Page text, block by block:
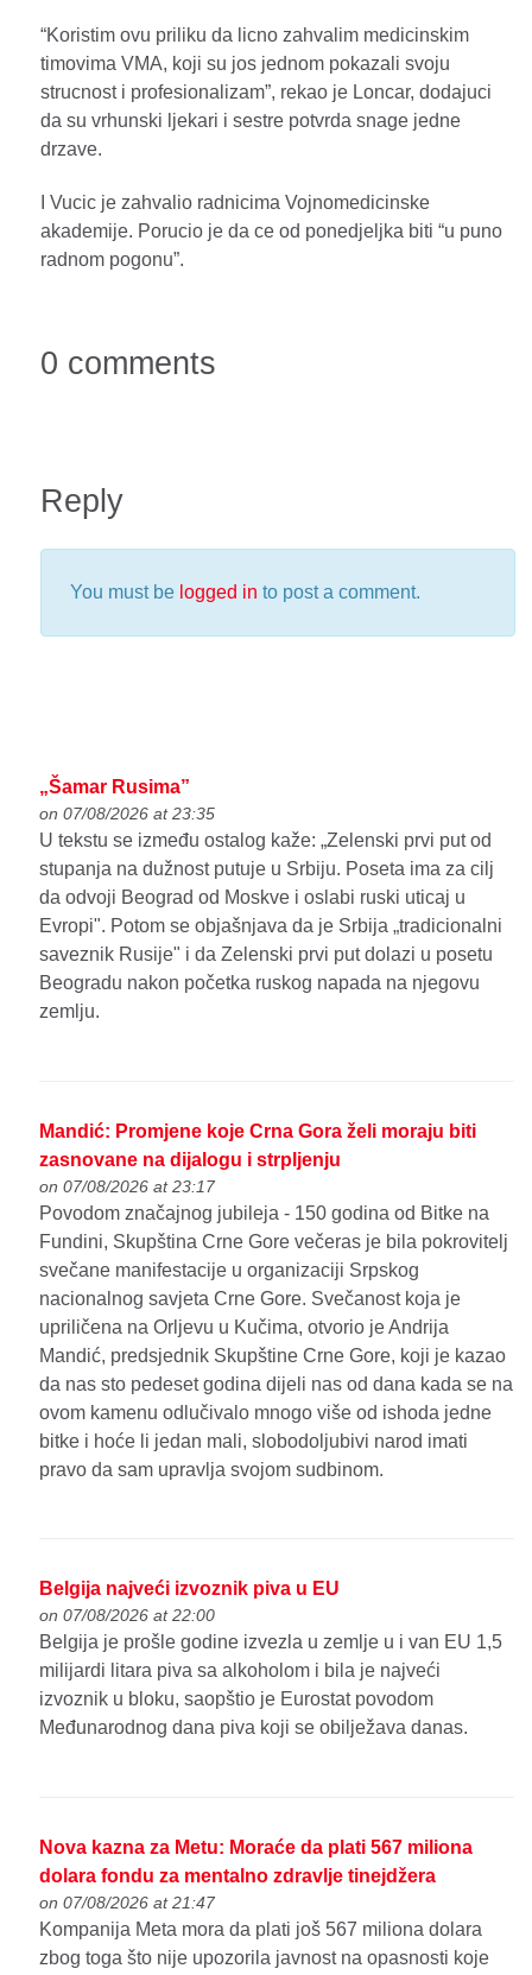
“Koristim ovu priliku da licno zahvalim medicinskim
timovima VMA, koji su jos jednom pokazali svoju
strucnost i profesionalizam”, rekao je Loncar, dodajuci
da su vrhunski ljekari i sestre potvrda snage jedne
drzave.
I Vucic je zahvalio radnicima Vojnomedicinske
akademije. Porucio je da ce od ponedjeljka biti “u puno
radnom pogonu”.
0 comments
Reply
You must be logged in to post a comment.
„Šamar Rusima”
on 07/08/2026 at 23:35
U tekstu se između ostalog kaže: „Zelenski prvi put od
stupanja na dužnost putuje u Srbiju. Poseta ima za cilj
da odvoji Beograd od Moskve i oslabi ruski uticaj u
Evropi". Potom se objašnjava da je Srbija „tradicionalni
saveznik Rusije" i da Zelenski prvi put dolazi u posetu
Beogradu nakon početka ruskog napada na njegovu
zemlju.
Mandić: Promjene koje Crna Gora želi moraju biti
zasnovane na dijalogu i strpljenju
on 07/08/2026 at 23:17
Povodom značajnog jubileja - 150 godina od Bitke na
Fundini, Skupština Crne Gore večeras je bila pokrovitelj
svečane manifestacije u organizaciji Srpskog
nacionalnog savjeta Crne Gore. Svečanost koja je
upriličena na Orljevu u Kučima, otvorio je Andrija
Mandić, predsjednik Skupštine Crne Gore, koji je kazao
da nas sto pedeset godina dijeli nas od dana kada se na
ovom kamenu odlučivalo mnogo više od ishoda jedne
bitke i hoće li jedan mali, slobodoljubivi narod imati
pravo da sam upravlja svojom sudbinom.
Belgija najveći izvoznik piva u EU
on 07/08/2026 at 22:00
Belgija je prošle godine izvezla u zemlje u i van EU 1,5
milijardi litara piva sa alkoholom i bila je najveći
izvoznik u bloku, saopštio je Eurostat povodom
Međunarodnog dana piva koji se obilježava danas.
Nova kazna za Metu: Moraće da plati 567 miliona
dolara fondu za mentalno zdravlje tinejdžera
on 07/08/2026 at 21:47
Kompanija Meta mora da plati još 567 miliona dolara
zbog toga što nije upozorila javnost na opasnosti koje